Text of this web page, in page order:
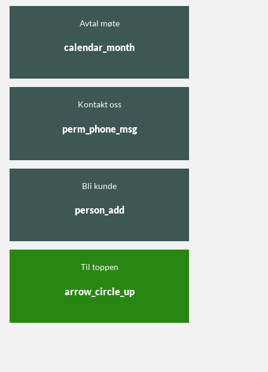
Avtal møte
calendar_month
Kontakt oss
perm_phone_msg
Bli kunde
person_add
Til toppen
arrow_circle_up